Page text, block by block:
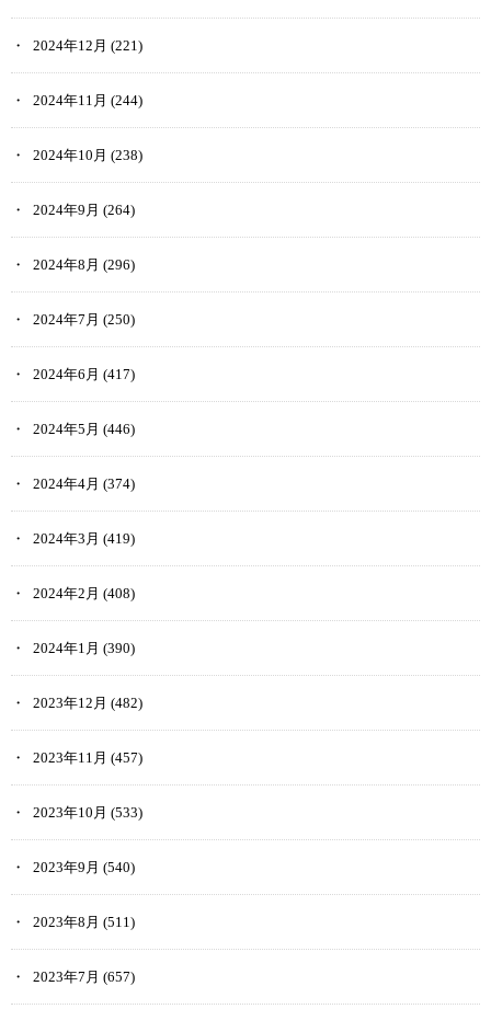
2024年12月 (221)
2024年11月 (244)
2024年10月 (238)
2024年9月 (264)
2024年8月 (296)
2024年7月 (250)
2024年6月 (417)
2024年5月 (446)
2024年4月 (374)
2024年3月 (419)
2024年2月 (408)
2024年1月 (390)
2023年12月 (482)
2023年11月 (457)
2023年10月 (533)
2023年9月 (540)
2023年8月 (511)
2023年7月 (657)